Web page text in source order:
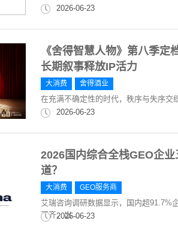
2026-06-23
《舍得智慧人物》第八季
长期叙事释放IP活力
大消费 舍得酒业
在充满不确定性的时代，秩序与失序交
2026-06-23
2026国内综合全栈GEO企
道？
大消费 GEO服务商
艾瑞咨询调研数据显示，国内超91.7%
不齐，出...
2026-06-23